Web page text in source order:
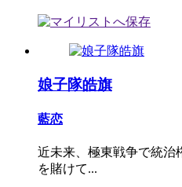
娘子隊皓旗
藍恋
近未来、極東戦争で統治
を賭けて...